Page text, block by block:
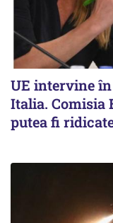
UE intervine
Italia. Comisia
putea fi